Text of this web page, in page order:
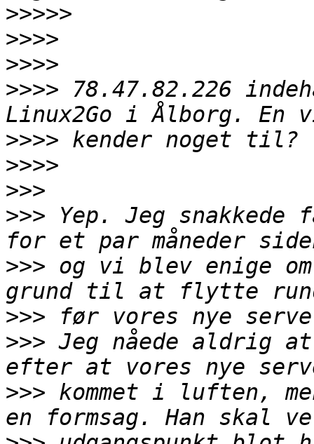
>>>>>
>>>>
>>>>
>>>> 78.47.82.226
>>>>
>>>>
>>>
>>> Yep. Jeg snakkede
>>> og vi blev enige
>>>
>>> Jeg nåede aldrig
>>> kommet i luften,